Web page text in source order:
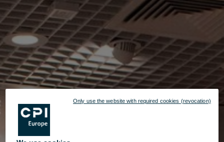
Only use the website with required cookies (revocation)